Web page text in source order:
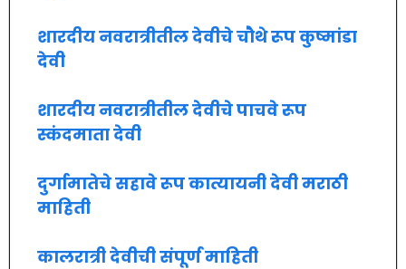
शारदीय नवरात्रीतील देवीचे चौथे रूप कुष्मांडा
देवी
शारदीय नवरात्रीतील देवीचे पाचवे रूप
स्कंदमाता देवी
दुर्गामातेचे सहावे रूप कात्यायनी देवी मराठी
माहिती
कालरात्री देवीची संपूर्ण माहिती